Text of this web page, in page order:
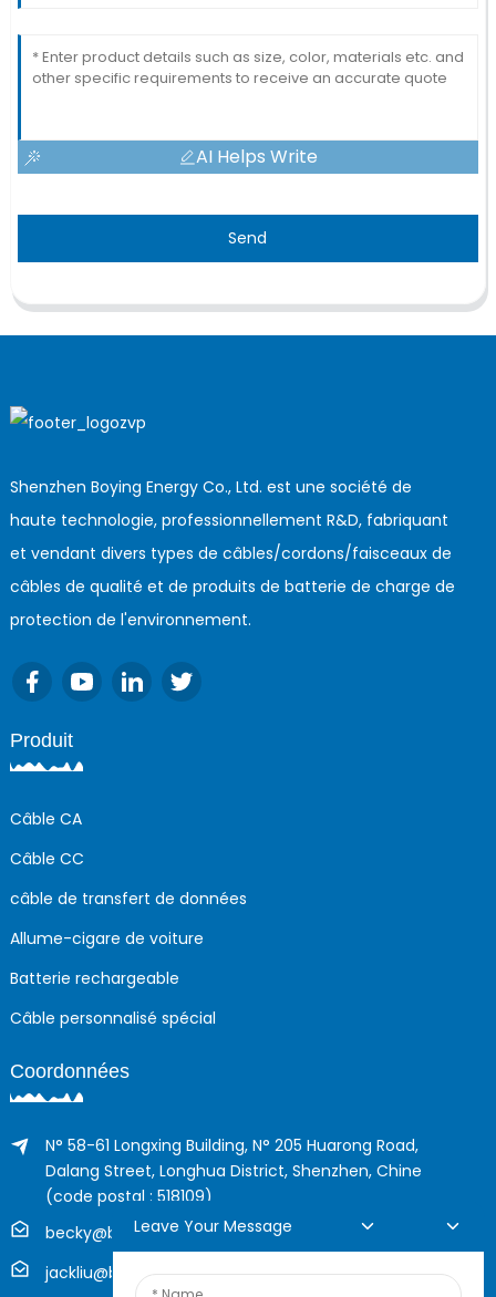
AI Helps Write
Send
Shenzhen Boying Energy Co., Ltd. est une société de
haute technologie, professionnellement R&D, fabriquant
et vendant divers types de câbles/cordons/faisceaux de
câbles de qualité et de produits de batterie de charge de
protection de l'environnement.
Produit
Câble CA
Câble CC
câble de transfert de données
Allume-cigare de voiture
Batterie rechargeable
Câble personnalisé spécial
Coordonnées
N° 58-61 Longxing Building, N° 205 Huarong Road,
Dalang Street, Longhua District, Shenzhen, Chine
(code postal : 518109)
becky@boyingcable.com
jackliu@boyingcable.com
Leave Your Message